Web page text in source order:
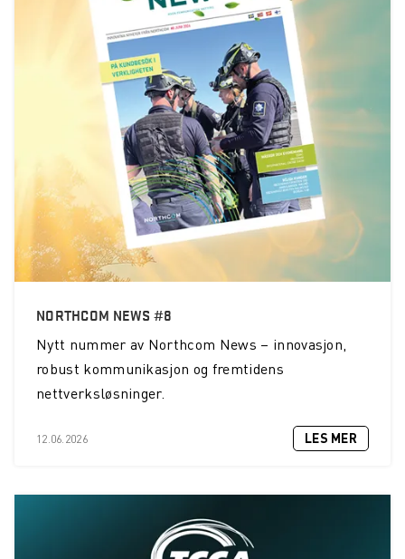
NORTHCOM NEWS #8
Nytt nummer av Northcom News – innovasjon,
robust kommunikasjon og fremtidens
nettverksløsninger.
12.06.2026 LES MER